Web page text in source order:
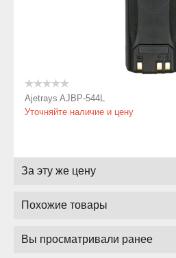
Ajetrays AJBP-544L
Уточняйте наличие и цену
За эту же цену
Похожие товары
Вы просматривали ранее